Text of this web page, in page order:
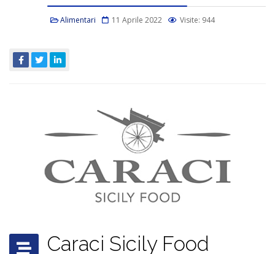
Alimentari 11 Aprile 2022 Visite: 944
Caraci Sicily Food